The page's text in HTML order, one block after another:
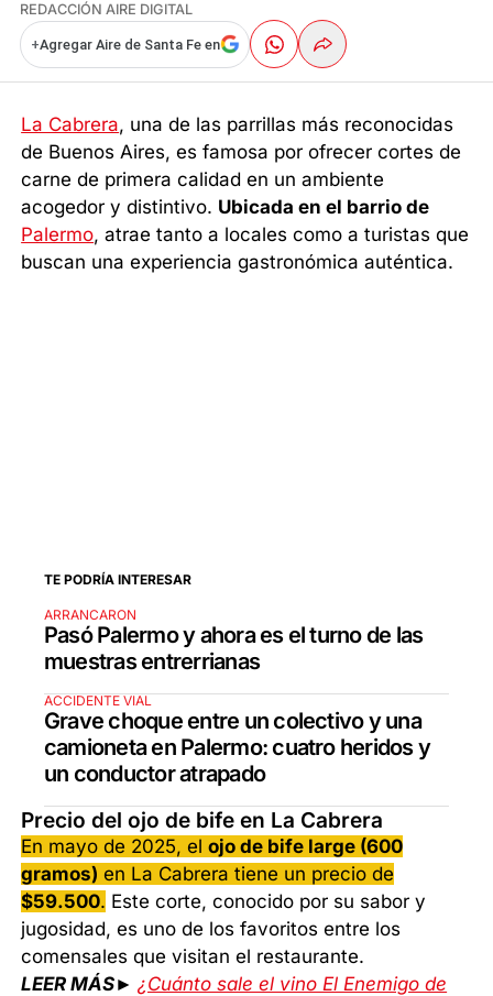
REDACCIÓN AIRE DIGITAL
+Agregar Aire de Santa Fe en
La Cabrera, una de las parrillas más reconocidas
de Buenos Aires, es famosa por ofrecer cortes de
carne de primera calidad en un ambiente
acogedor y distintivo. Ubicada en el barrio de
Palermo, atrae tanto a locales como a turistas que
buscan una experiencia gastronómica auténtica.
TE PODRÍA INTERESAR
ARRANCARON
Pasó Palermo y ahora es el turno de las
muestras entrerrianas
ACCIDENTE VIAL
Grave choque entre un colectivo y una
camioneta en Palermo: cuatro heridos y
un conductor atrapado
Precio del ojo de bife en La Cabrera
En mayo de 2025, elojo de bife large (600
gramos) en La Cabrera tiene un precio de
$59.500. Este corte, conocido por su sabor y
jugosidad, es uno de los favoritos entre los
comensales que visitan el restaurante.
LEER MÁS►¿Cuánto sale el vino El Enemigo de